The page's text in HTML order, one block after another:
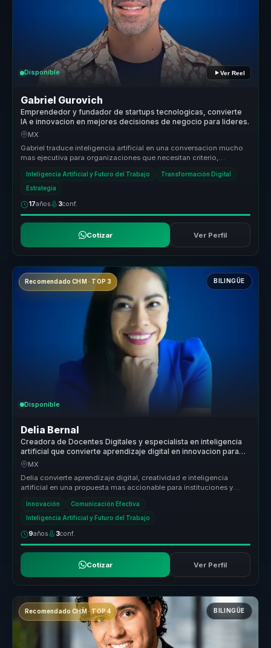
Disponible Ver Reel
Gabriel Gurovich
Emprendedor y fundador de startups tecnologicas, convierte
IA e innovacion en mejores decisiones de negocio para lideres.
MX
Gabriel traduce inteligencia artificial en una conversacion mucho
mas ejecutiva para organizaciones que necesitan criterio,
Inteligencia Artificial y Futuro del Trabajo Transformación Digital
Estrategia
17años 3conf.
Cotizar Ver Perfil
Recomendado CHM · TOP 3 BILINGÜE
Disponible
Delia Bernal
Creadora de Docentes Digitales y especialista en inteligencia
artificial que convierte aprendizaje digital en innovacion para
instituciones y equipos.
MX
Delia convierte aprendizaje digital, creatividad e inteligencia
artificial en una propuesta mas accionable para instituciones y
Innovación Comunicación Efectiva
Inteligencia Artificial y Futuro del Trabajo
9años 3conf.
Cotizar Ver Perfil
Recomendado CHM · TOP 4 BILINGÜE